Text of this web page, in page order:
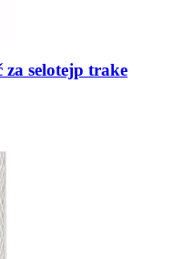
za selotejp trake